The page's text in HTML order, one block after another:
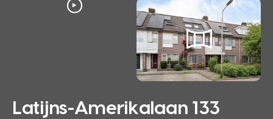
Latijns-Amerikalaan 133